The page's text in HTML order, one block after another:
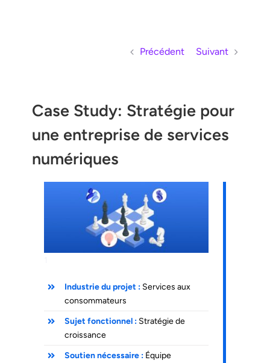
Précédent Suivant
Case Study: Stratégie pour
une entreprise de services
numériques
Industrie du projet :Services aux
consommateurs
Sujet fonctionnel : Stratégie de
croissance
Soutien nécessaire : Équipe